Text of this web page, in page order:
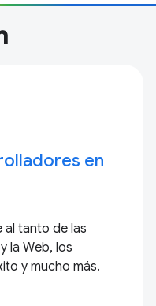
en
al tanto de las
la Web, los
y mucho más.